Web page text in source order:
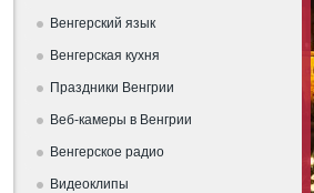
Венгерский язык
Венгерская кухня
Праздники Венгрии
Веб-камеры в Венгрии
Венгерское радио
Видеоклипы